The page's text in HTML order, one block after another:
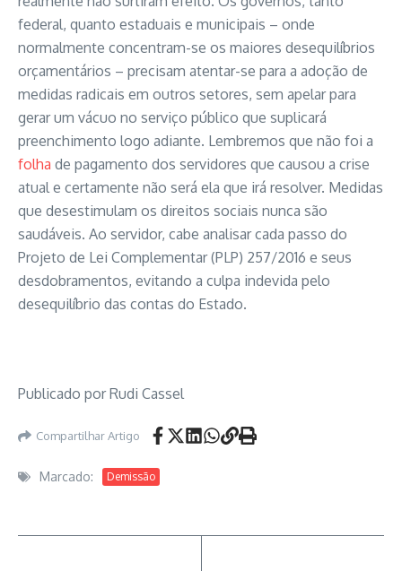
federal, quanto estaduais e municipais – onde
normalmente concentram-se os maiores desequilíbrios
orçamentários – precisam atentar-se para a adoção de
medidas radicais em outros setores, sem apelar para
gerar um vácuo no serviço público que suplicará
preenchimento logo adiante. Lembremos que não foi a
folha de pagamento dos servidores que causou a crise
atual e certamente não será ela que irá resolver. Medidas
que desestimulam os direitos sociais nunca são
saudáveis. Ao servidor, cabe analisar cada passo do
Projeto de Lei Complementar (PLP) 257/2016 e seus
desdobramentos, evitando a culpa indevida pelo
desequilíbrio das contas do Estado.
Publicado por Rudi Cassel
Compartilhar Artigo
Marcado: Demissão